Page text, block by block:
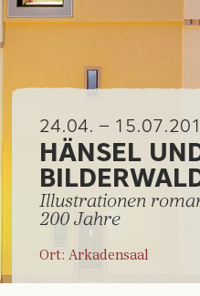
24.04. –
HÄNSEL
Illustrationen
200 Jahre
Ort: Arkadensaal